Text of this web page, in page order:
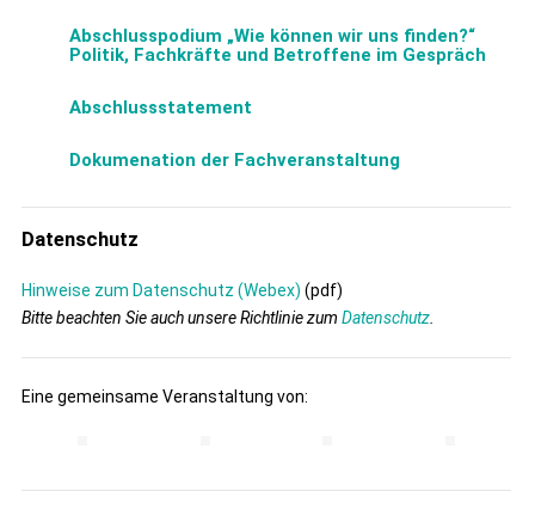
Abschlusspodium „Wie können wir uns finden?“
Politik, Fachkräfte und Betroffene im Gespräch
Abschlussstatement
Dokumenation der Fachveranstaltung
Datenschutz
Hinweise zum Datenschutz (Webex) (pdf)
Bitte beachten Sie auch unsere Richtlinie zum Datenschutz
Eine gemeinsame Veranstaltung von: